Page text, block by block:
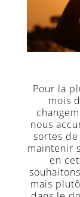
Connexion
Prendre
Nous
appeler
Inscription
Newsletter
Pour la
mois
nous
sortes
maintenir
en
mais